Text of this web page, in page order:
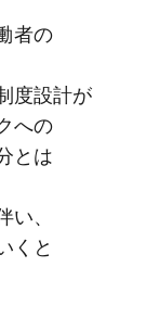
者の​
度設計が​
への​
とは​
、​
く​と​